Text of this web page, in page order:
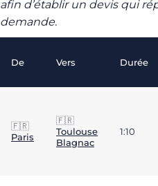
afin d’établir un devis qui
demande.
De Vers Durée
🇫🇷
Paris
🇫🇷
Toulouse
Blagnac
1:10